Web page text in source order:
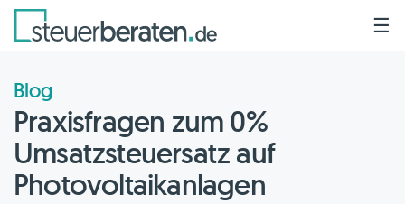
☰
Blog
Praxisfragen zum 0%
Umsatzsteuersatz auf
Photovoltaikanlagen